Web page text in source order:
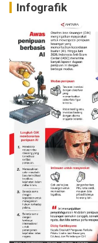
Infografik